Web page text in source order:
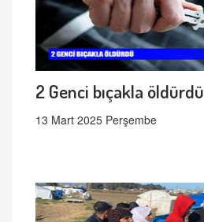
2 Genci bıçakla öldürdü
13 Mart 2025 Perşembe